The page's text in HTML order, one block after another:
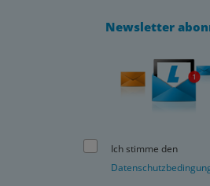
Newsletter
Ich stimme den